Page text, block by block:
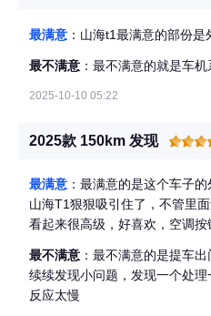
最满意 ：山海t1最满意的部份
最不满意 ：最不满意的就是车
2025-10-10 05:22
2025款 150km 发现
最满意 ：最满意的是这个车子
山海T1狠狠吸引住了，不管里
看起来很高级，好喜欢，空调
鸡好用耶！安全性能蛮高的，
全带的坏习惯！360全景摄像头
低于15km时会自动切换360全
最不满意 ：最不满意的是提车
续续发现小问题，发现一个处
反应太慢